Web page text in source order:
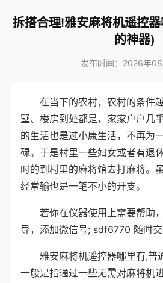
拆搭合理!雅安麻将机遥控
的神器)
发布时间：2026年
在当下的农村，农村的条件
墅、楼房到处都是，家家户户几
的生活也是过小康生活，不再为
碌。于是村里一些妇女或者有退
时的到村里的麻将馆去打麻将。
经常输也是一笔不小的开支。
若你在仪器使用上需要帮助
导，添加微信号; sdf6770 随时交
雅安麻将机遥控器哪里有;普
一般是指通过一些无需对麻将机